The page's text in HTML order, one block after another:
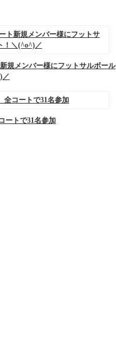
規メンバー様にフットサルボール
／
ートで31名参加